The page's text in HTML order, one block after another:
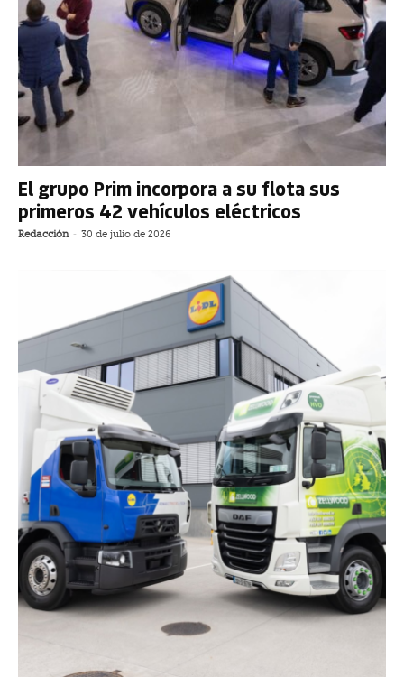
El grupo Prim incorpora a su flota sus
primeros 42 vehículos eléctricos
Redacción - 30 de julio de 2026